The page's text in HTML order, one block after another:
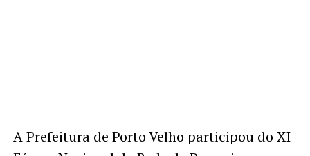
A Prefeitura de Porto Velho participou do XI